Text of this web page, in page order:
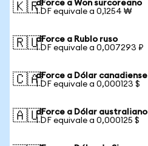
🇰🇷dForce a Won surcoreano
1 DF equivale a 0,1254 ₩
🇷🇺dForce a Rublo ruso
1 DF equivale a 0,007293 ₽
🇨🇦dForce a Dólar canadiense
1 DF equivale a 0,000123 $
🇦🇺dForce a Dólar australiano
1 DF equivale a 0,000125 $